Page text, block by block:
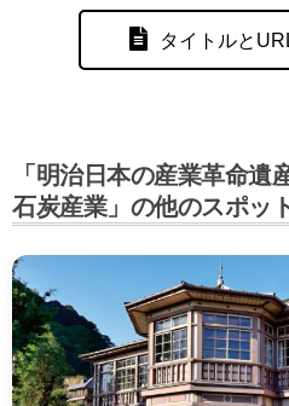
タイトルと
「明治日本の産業革命遺
石炭産業」の他のスポッ